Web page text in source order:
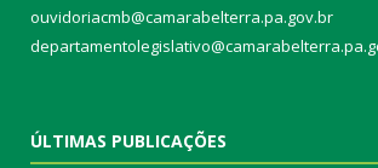
ouvidoriacmb@camarabelterra.pa.gov.br
ÚLTIMAS PUBLICAÇÕES